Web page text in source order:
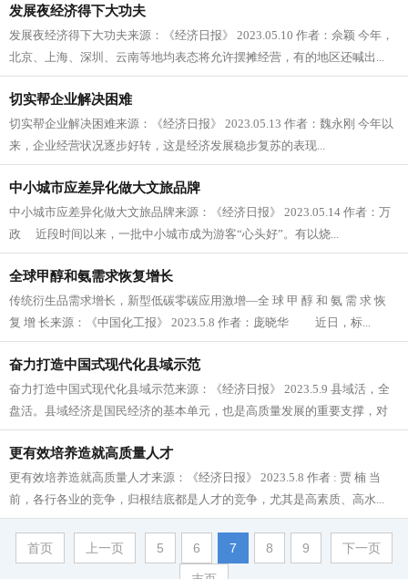
发展夜经济得下大功夫
发展夜经济得下大功夫来源：《经济日报》 2023.05.10 作者：佘颖 今年，
北京、上海、深圳、云南等地均表态将允许摆摊经营，有的地区还喊出...
切实帮企业解决困难
切实帮企业解决困难来源：《经济日报》 2023.05.13 作者：魏永刚 今年以
来，企业经营状况逐步好转，这是经济发展稳步复苏的表现...
中小城市应差异化做大文旅品牌
中小城市应差异化做大文旅品牌来源：《经济日报》 2023.05.14 作者：万
政 近段时间以来，一批中小城市成为游客“心头好”。有以烧...
全球甲醇和氨需求恢复增长
传统衍生品需求增长，新型低碳零碳应用激增—全 球 甲 醇 和 氨 需 求 恢
复 增 长来源：《中国化工报》 2023.5.8 作者：庞晓华 近日，标...
奋力打造中国式现代化县域示范
奋力打造中国式现代化县域示范来源：《经济日报》 2023.5.9 县域活，全
盘活。县域经济是国民经济的基本单元，也是高质量发展的重要支撑，对
于全面建...
更有效培养造就高质量人才
更有效培养造就高质量人才来源：《经济日报》 2023.5.8 作者 : 贾 楠 当
前，各行各业的竞争，归根结底都是人才的竞争，尤其是高素质、高水...
首页 上一页 5 6 7 8 9 下一页